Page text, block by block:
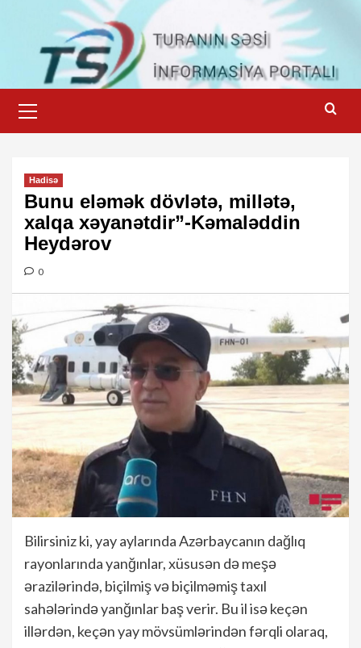
content
Menu
Hadisə
Bunu eləmək dövlətə, millətə,
xalqa xəyanətdir”-Kəmaləddin
Heydərov
0
Bilirsiniz ki, yay aylarında Azərbaycanın dağlıq
rayonlarında yanğınlar, xüsusən də meşə
ərazilərində, biçilmiş və biçilməmiş taxıl
sahələrində yanğınlar baş verir. Bu il isə keçən
illərdən, keçən yay mövsümlərindən fərqli olaraq,